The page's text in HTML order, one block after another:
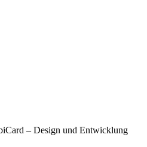
– Design und Entwicklung